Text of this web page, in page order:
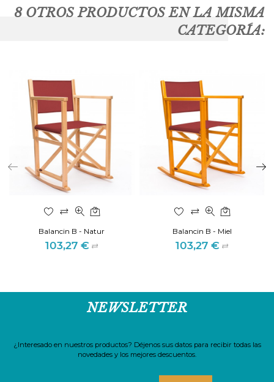
8 OTROS PRODUCTOS EN LA MISMA
CATEGORÍA:
Balancin B - Natur
Precio
103,27 €
Balancin B - Miel
Precio
103,27 €
NEWSLETTER
¿Interesado en nuestros productos? Déjenos sus datos para recibir todas las
novedades y los mejores descuentos.